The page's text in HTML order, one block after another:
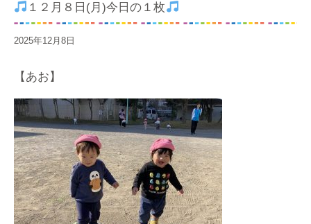
１２月８日(月)今日の１枚
2025年12月8日
【あお】